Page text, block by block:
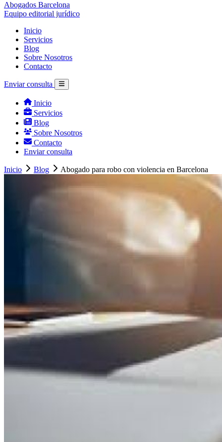
Abogados Barcelona
Equipo editorial jurídico
Inicio
Servicios
Blog
Sobre Nosotros
Contacto
Enviar consulta
Inicio
Servicios
Blog
Sobre Nosotros
Contacto
Enviar consulta
Inicio Blog Abogado para robo con violencia en Barcelona